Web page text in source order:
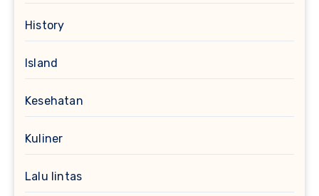
History
Island
Kesehatan
Kuliner
Lalu lintas